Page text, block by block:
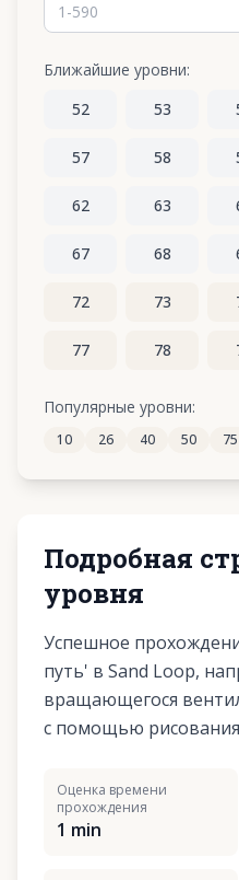
Ближайшие уровни:
52
53
57 58
62 63
67 68
72 73
77 78
87 88
Популярные уровни:
10 26 40 50 75
Подробная
уровня
Успешное
путь' в Sand Loop,
вращающегося
с помощью
Оценка времени
прохождения
1 min